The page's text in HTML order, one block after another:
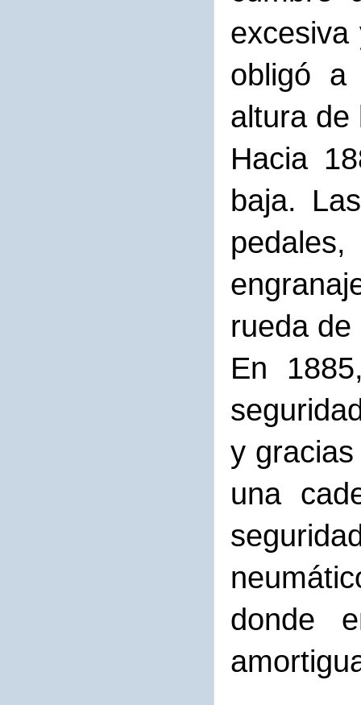
obligó a
altura de
Hacia
baja.
rueda de
En
y
una
donde